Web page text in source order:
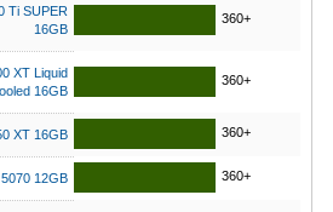
Ti SUPER
16GB
360+
XT Liquid
16GB
360+
XT 16GB 360+
12GB 360+